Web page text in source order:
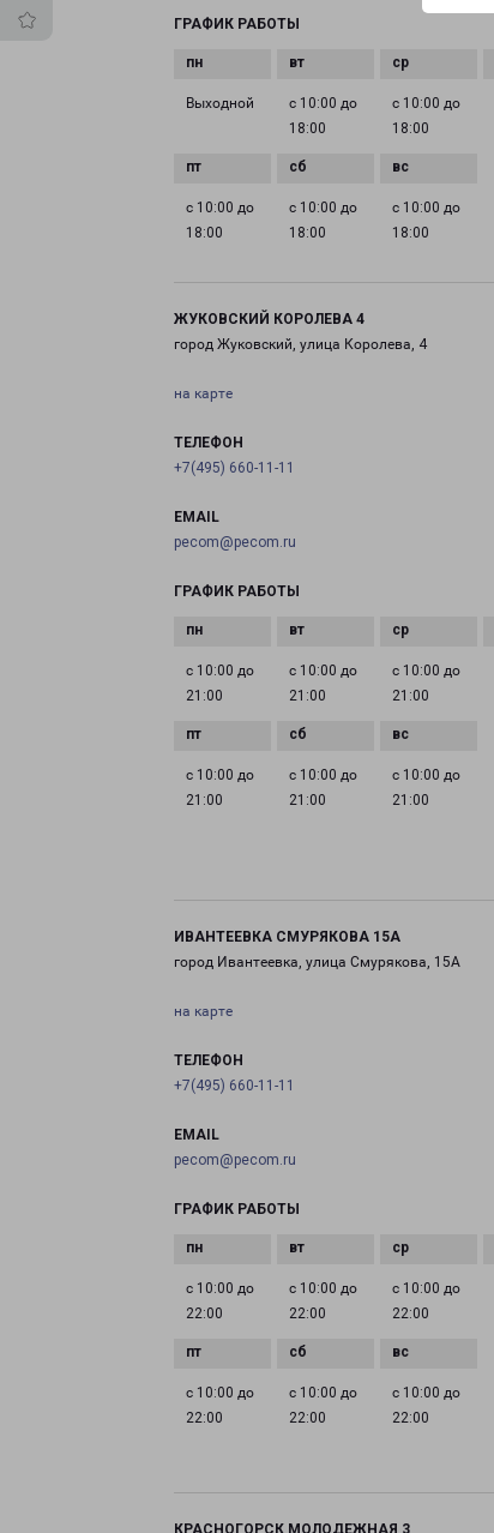
ГРАФИК РАБОТЫ
Выходной
с 10:00 до
18:00
с 10:00 до
18:00
с 10:00 до
18:00
с 10:00 до
18:00
с 10:00 до
18:00
ЖУКОВСКИЙ КОРОЛЕВА 4
город Жуковский, улица Королева, 4
на карте
ТЕЛЕФОН
+7(495) 660-11-11
EMAIL
pecom@pecom.ru
ГРАФИК РАБОТЫ
с 10:00 до
21:00
с 10:00 до
21:00
с 10:00 до
21:00
с 10:00 до
21:00
с 10:00 до
21:00
с 10:00 до
21:00
ИВАНТЕЕВКА СМУРЯКОВА 15А
город Ивантеевка, улица Смурякова, 15А
на карте
ТЕЛЕФОН
+7(495) 660-11-11
EMAIL
pecom@pecom.ru
ГРАФИК РАБОТЫ
с 10:00 до
22:00
с 10:00 до
22:00
с 10:00 до
22:00
с 10:00 до
22:00
с 10:00 до
22:00
с 10:00 до
22:00
КРАСНОГОРСК МОЛОДЕЖНАЯ 3